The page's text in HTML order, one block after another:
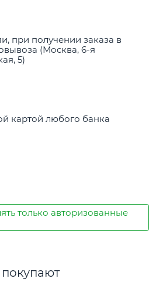
при получении заказа в
(Москва, 6-я
5)
картой любого банка
только авторизованные